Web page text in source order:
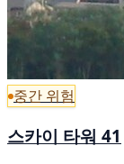
중간 위험
스카이 타워 41